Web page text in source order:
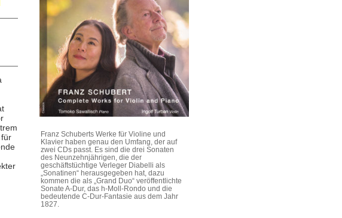
Franz Schuberts Werke für Violine und
Klavier haben genau den Umfang, der auf
zwei CDs passt. Es sind die drei Sonaten
des Neunzehnjährigen, die der
geschäftstüchtige Verleger Diabelli als
„Sonatinen“ herausgegeben hat, dazu
kommen die als „Grand Duo“ veröffentlichte
Sonate A-Dur, das h-Moll-Rondo und die
bedeutende C-Dur-Fantasie aus dem Jahr
1827.